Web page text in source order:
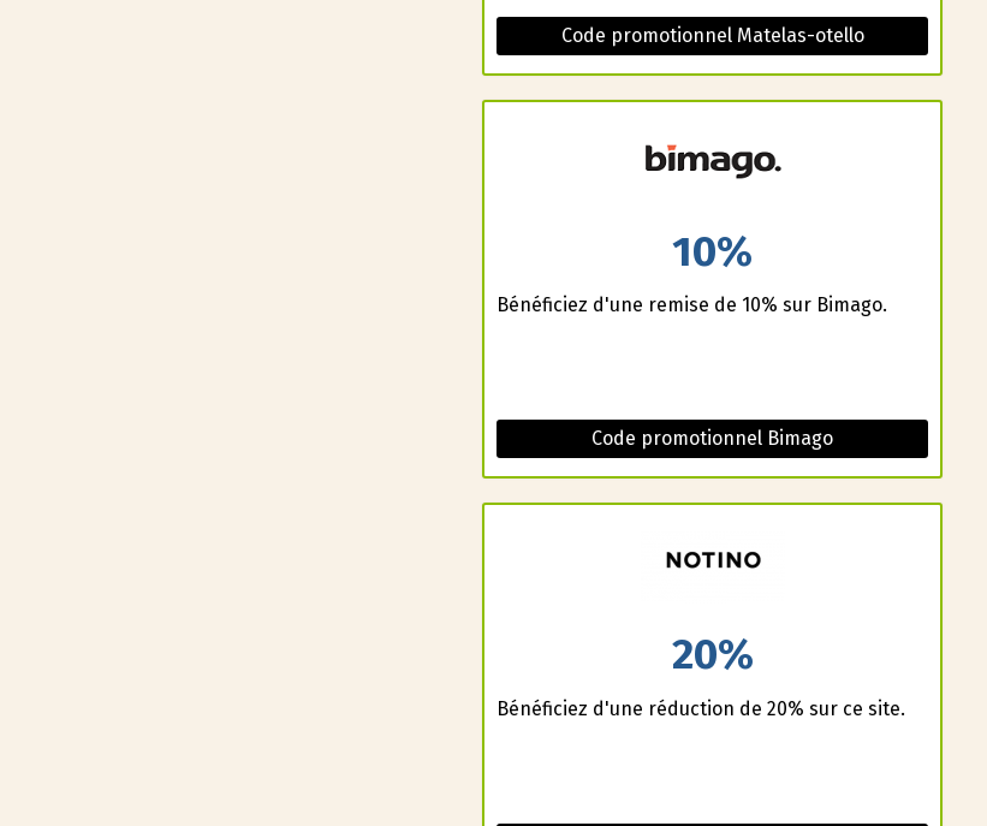
Code promotionnel Matelas-otello
10%
Bénéficiez d'une remise de 10% sur Bimago.
Code promotionnel Bimago
20%
Bénéficiez d'une réduction de 20% sur ce site.